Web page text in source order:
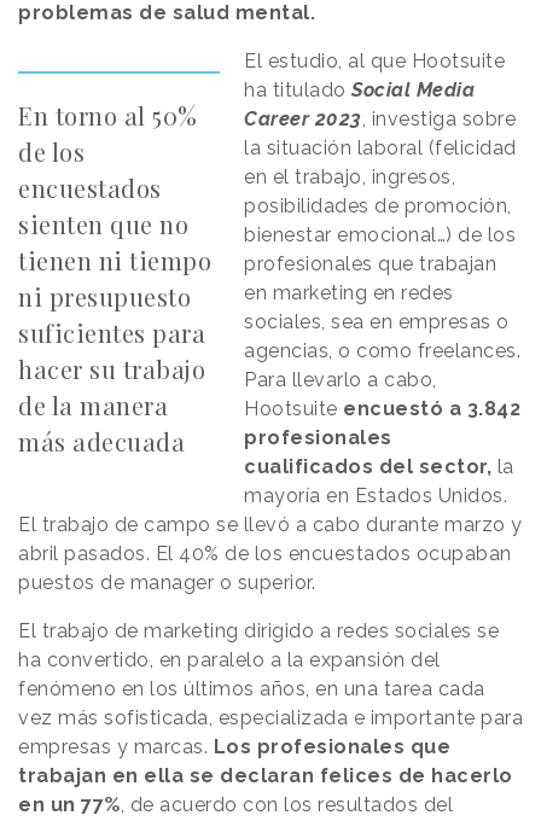
problemas de salud mental.
En torno al 50%
de los
encuestados
sienten que no
tienen ni tiempo
ni presupuesto
suficientes para
hacer su trabajo
de la manera
más adecuada
El estudio, al que Hootsuite
ha tituladoSocial Media
Career 2023, investiga sobre
la situación laboral (felicidad
en el trabajo, ingresos,
posibilidades de promoción,
bienestar emocional…) de los
profesionales que trabajan
en marketing en redes
sociales, sea en empresas o
agencias, o como freelances.
Para llevarlo a cabo,
Hootsuite encuestó a 3.842
profesionales
cualificados del sector, la
mayoría en Estados Unidos.
El trabajo de campo se llevó a cabo durante marzo y
abril pasados. El 40% de los encuestados ocupaban
puestos de manager o superior.
El trabajo de marketing dirigido a redes sociales se
ha convertido, en paralelo a la expansión del
fenómeno en los últimos años, en una tarea cada
vez más sofisticada, especializada e importante para
empresas y marcas. Los profesionales que
trabajan en ella se declaran felices de hacerlo
en un 77%, de acuerdo con los resultados del